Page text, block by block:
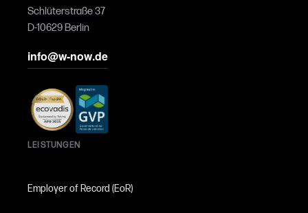
Schlüterstraße 37
D-10629 Berlin
info@w-now.de
LEISTUNGEN
Employer of Record (EoR)